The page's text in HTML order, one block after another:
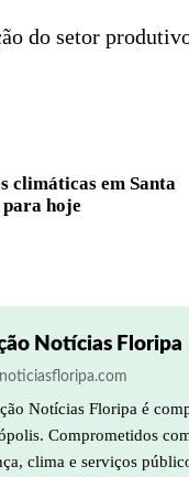
do setor
climáticas em Santa
hoje
Notícias Floripa
Notícias Floripa é
Comprometidos
clima e serviços